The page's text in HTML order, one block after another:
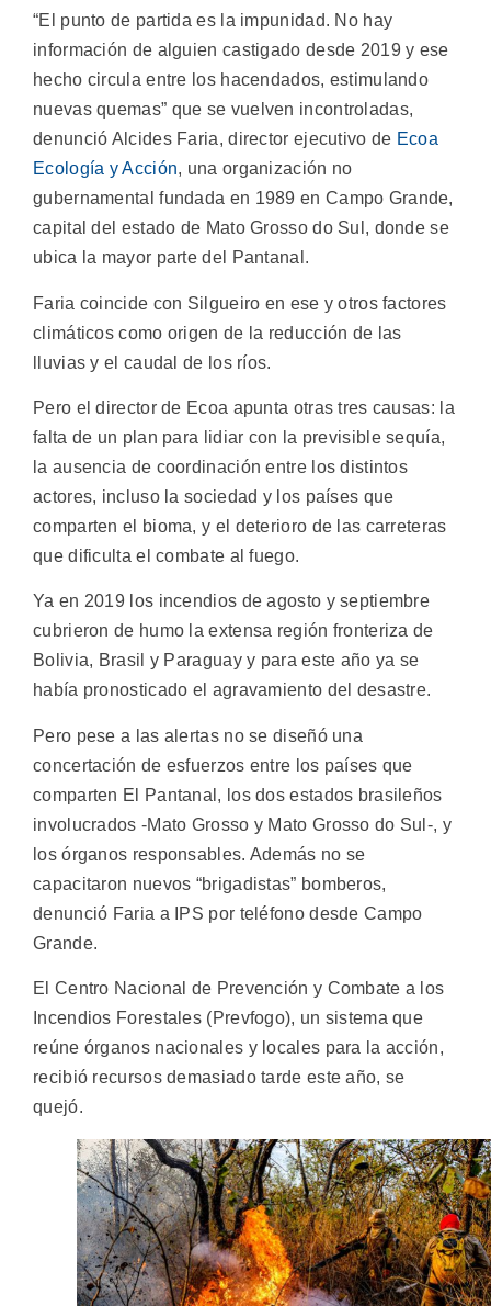
“El punto de partida es la impunidad. No hay
información de alguien castigado desde 2019 y ese
hecho circula entre los hacendados, estimulando
nuevas quemas” que se vuelven incontroladas,
denunció Alcides Faria, director ejecutivo de Ecoa
Ecología y Acción, una organización no
gubernamental fundada en 1989 en Campo Grande,
capital del estado de Mato Grosso do Sul, donde se
ubica la mayor parte del Pantanal.
Faria coincide con Silgueiro en ese y otros factores
climáticos como origen de la reducción de las
lluvias y el caudal de los ríos.
Pero el director de Ecoa apunta otras tres causas: la
falta de un plan para lidiar con la previsible sequía,
la ausencia de coordinación entre los distintos
actores, incluso la sociedad y los países que
comparten el bioma, y el deterioro de las carreteras
que dificulta el combate al fuego.
Ya en 2019 los incendios de agosto y septiembre
cubrieron de humo la extensa región fronteriza de
Bolivia, Brasil y Paraguay y para este año ya se
había pronosticado el agravamiento del desastre.
Pero pese a las alertas no se diseñó una
concertación de esfuerzos entre los países que
comparten El Pantanal, los dos estados brasileños
involucrados -Mato Grosso y Mato Grosso do Sul-, y
los órganos responsables. Además no se
capacitaron nuevos “brigadistas” bomberos,
denunció Faria a IPS por teléfono desde Campo
Grande.
El Centro Nacional de Prevención y Combate a los
Incendios Forestales (Prevfogo), un sistema que
reúne órganos nacionales y locales para la acción,
recibió recursos demasiado tarde este año, se
quejó.